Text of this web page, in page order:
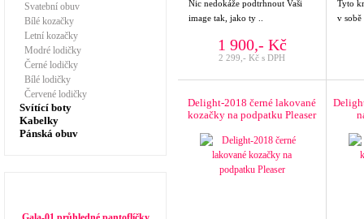
Svatební obuv
Bílé kozačky
Letní kozačky
Modré lodičky
Černé lodičky
Bílé lodičky
Červené lodičky
Svítící boty
Kabelky
Pánská obuv
Nic nedokáže podtrhnout Vaši
image tak, jako ty ..
1 900,- Kč
2 299,- Kč s DPH
Tyto
v
Delight-2018 černé lakované
kozačky na podpatku Pleaser